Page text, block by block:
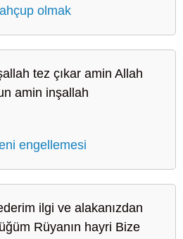
olmak
tez çıkar amin Allah
amin inşallah
engellemesi
ilgi ve alakanızdan
Rüyanın hayri Bize